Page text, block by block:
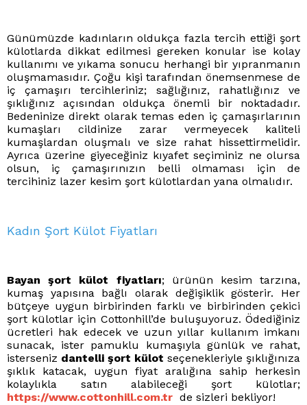
Günümüzde kadınların oldukça fazla tercih ettiği şort
külotlarda dikkat edilmesi gereken konular ise kolay
kullanımı ve yıkama sonucu herhangi bir yıpranmanın
oluşmamasıdır. Çoğu kişi tarafından önemsenmese de
iç çamaşırı tercihleriniz; sağlığınız, rahatlığınız ve
şıklığınız açısından oldukça önemli bir noktadadır.
Bedeninize direkt olarak temas eden iç çamaşırlarının
kumaşları cildinize zarar vermeyecek kaliteli
kumaşlardan oluşmalı ve size rahat hissettirmelidir.
Ayrıca üzerine giyeceğiniz kıyafet seçiminiz ne olursa
olsun, iç çamaşırınızın belli olmaması için de
tercihiniz lazer kesim şort külotlardan yana olmalıdır.
Kadın Şort Külot Fiyatları
Bayan şort külot fiyatları; ürünün kesim tarzına,
kumaş yapısına bağlı olarak değişiklik gösterir. Her
bütçeye uygun birbirinden farklı ve birbirinden çekici
şort külotlar için Cottonhill’de buluşuyoruz. Ödediğiniz
ücretleri hak edecek ve uzun yıllar kullanım imkanı
sunacak, ister pamuklu kumaşıyla günlük ve rahat,
isterseniz dantelli şort külot seçenekleriyle şıklığınıza
şıklık katacak, uygun fiyat aralığına sahip herkesin
kolaylıkla satın alabileceği şort külotlar;
https://www.cottonhill.com.tr de sizleri bekliyor!